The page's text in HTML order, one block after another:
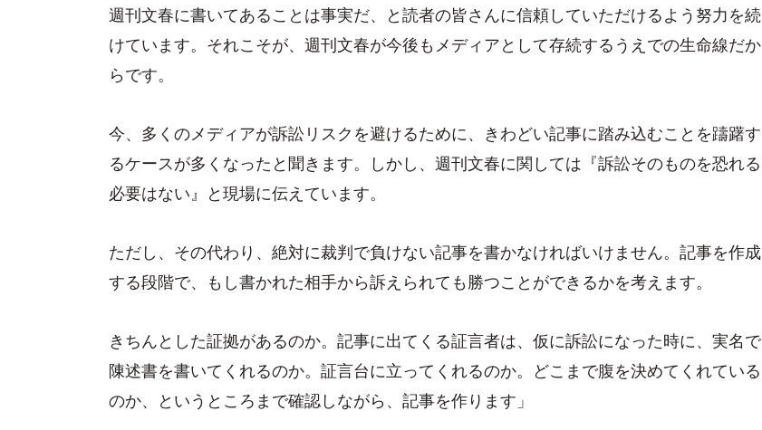
週刊文春に書いてあることは事実だ、と読者の皆さんに信頼していただけるよう努力を続
けています。それこそが、週刊文春が今後もメディアとして存続するうえでの生命線だか
らです。
今、多くのメディアが訴訟リスクを避けるために、きわどい記事に踏み込むことを躊躇す
るケースが多くなったと聞きます。しかし、週刊文春に関しては『訴訟そのものを恐れる
必要はない』と現場に伝えています。
ただし、その代わり、絶対に裁判で負けない記事を書かなければいけません。記事を作成
する段階で、もし書かれた相手から訴えられても勝つことができるかを考えます。
きちんとした証拠があるのか。記事に出てくる証言者は、仮に訴訟になった時に、実名で
陳述書を書いてくれるのか。証言台に立ってくれるのか。どこまで腹を決めてくれている
のか、というところまで確認しながら、記事を作ります」